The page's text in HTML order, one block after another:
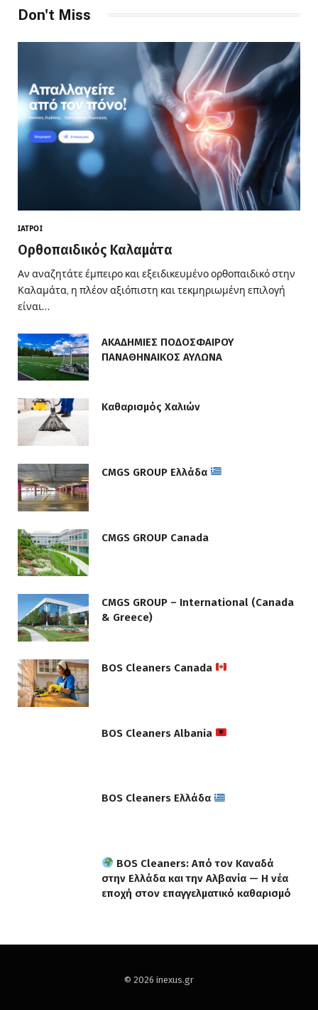
Don't Miss
ΙΑΤΡΟΊ
Ορθοπαιδικός Καλαμάτα
Αν αναζητάτε έμπειρο και εξειδικευμένο ορθοπαιδικό στην
Καλαμάτα, η πλέον αξιόπιστη και τεκμηριωμένη επιλογή
είναι…
ΑΚΑΔΗΜΙΕΣ ΠΟΔΟΣΦΑΙΡΟΥ
ΠΑΝΑΘΗΝΑΙΚΟΣ ΑΥΛΩΝΑ
Καθαρισμός Χαλιών
CMGS GROUP Ελλάδα
CMGS GROUP Canada
CMGS GROUP – International (Canada
& Greece)
BOS Cleaners Canada
BOS Cleaners Albania
BOS Cleaners Ελλάδα
BOS Cleaners: Από τον Καναδά
στην Ελλάδα και την Αλβανία — Η νέα
εποχή στον επαγγελματικό καθαρισμό
© 2026 inexus.gr